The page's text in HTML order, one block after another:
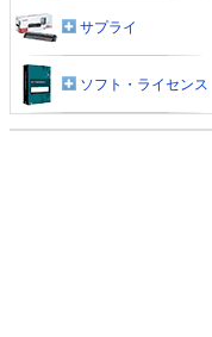
サプライ
ソフト・ライセンス